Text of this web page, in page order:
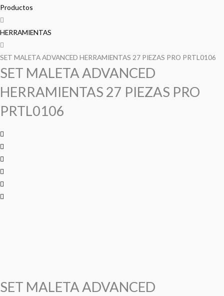
Productos
HERRAMIENTAS
SET MALETA ADVANCED HERRAMIENTAS 27 PIEZAS PRO PRTL0106
SET MALETA ADVANCED
HERRAMIENTAS 27 PIEZAS PRO
PRTL0106
SET MALETA ADVANCED
S/ 1,304.00.S/ 1,288.00.
ADVANCED
HERRAMIENTAS
27
PIEZAS
PRO
PRTL0106
S/ 1,304.00.S/ 1,288.00.